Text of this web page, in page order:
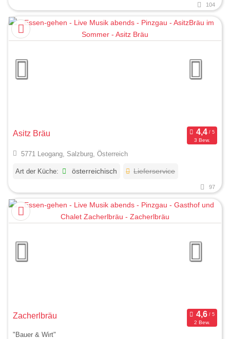
104
Asitz Bräu
3 Bew.
5771 Leogang, Salzburg, Österreich
Art der Küche: österreichisch Lieferservice
97
Zacherlbräu
2 Bew.
"Bauer & Wirt"